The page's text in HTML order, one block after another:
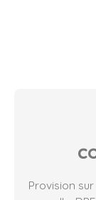
Provision